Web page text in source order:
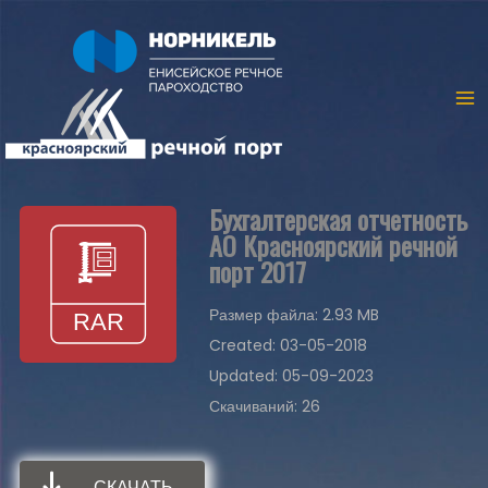
Бухгалтерская отчетность
АО Красноярский речной
порт 2017
Размер файла: 2.93 MB
Created: 03-05-2018
Updated: 05-09-2023
Скачиваний: 26